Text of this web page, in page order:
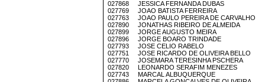
027868 JESSICA FERNANDA DUBAS
027769 JOAO BATISTA FERREIRA
027763 JOAO PAULO PEREIRA DE CARVALHO
027890 JONATHAS RIBEIRO DE ALMEIDA
027899 JORGE AUGUSTO MEIRA
027896 JORGE BOARO TRINDADE
027793 JOSE CELIO RABELO
027751 JOSE RICARDO DE OLIVEIRA BELLO
027770 JOSEMARA TERESINHA PSCHERA
027820 LEONARDO SERAFIM MENEZES
027743 MARCAL ALBUQUERQUE